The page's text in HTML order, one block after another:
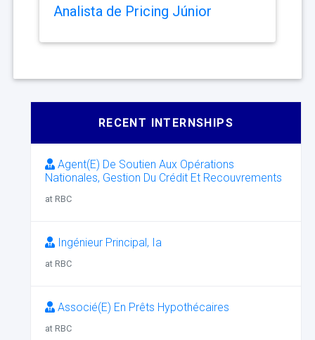
Analista de Pricing Júnior
RECENT INTERNSHIPS
Agent(E) De Soutien Aux Opérations
Nationales, Gestion Du Crédit Et Recouvrements
at RBC
Ingénieur Principal, Ia
at RBC
Associé(E) En Prêts Hypothécaires
at RBC